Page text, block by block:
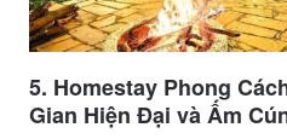
5. Homestay Phong
Gian Hiện Đại và Ấm